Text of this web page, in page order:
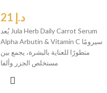
د.إ
يُعد Jula Herb Daily Carrot Serum
Alpha Arbutin & Vitamin C سيرومًا
متطورًا للعناية بالبشرة، يجمع بين
مستخلص الجزر وألفا